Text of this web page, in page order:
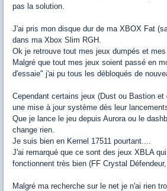
pas la solution.
J'ai pris mon disque dur de ma XBOX Fat
dans ma Xbox Slim RGH.
Ok je retrouve tout mes jeux dumpés et
Malgré que tout mes jeux soient passé en
d'essaie" j'ai pu tous les débloqués de
Cependant certains jeux (Dust ou Bastion et
une mise à jour système dès leur
Que je lance le jeu depuis Aurora ou le
change rien.
Je suis bien en Kernel 17511 pourtant....
J'ai remarqué que ce sont des jeux XBLA
fonctionnent très bien (FF Crystal
Malgré ma recherche sur le net je n'ai rien